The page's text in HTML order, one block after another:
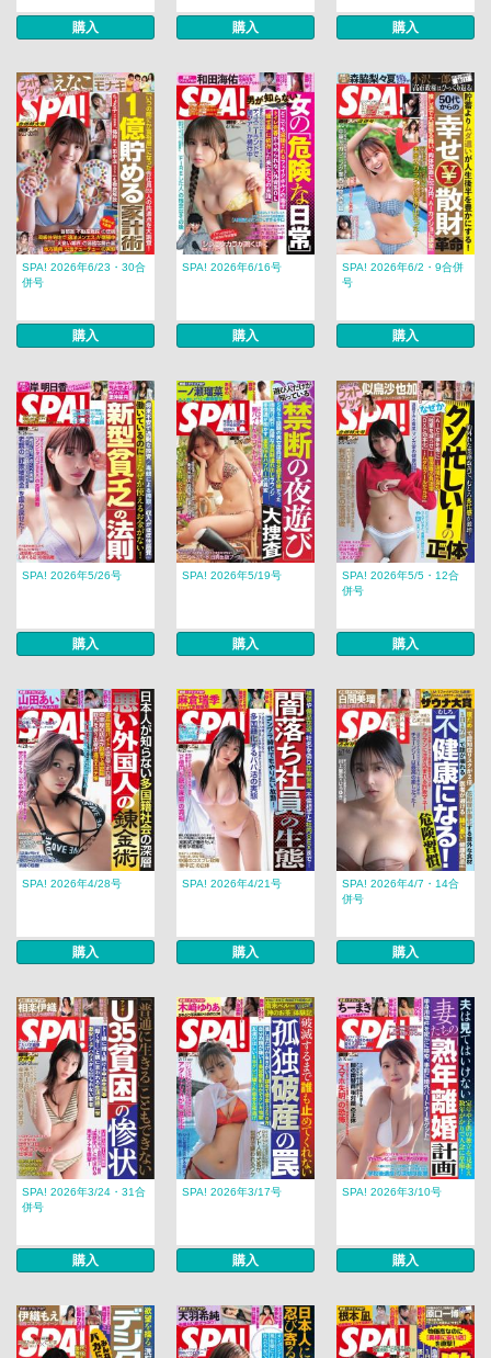
購入 購入 購入
SPA! 2026年6/23・30合
併号
購入
SPA! 2026年6/16号
購入
SPA! 2026年6/2・9合併
号
購入
SPA! 2026年5/26号
購入
SPA! 2026年5/19号
購入
SPA! 2026年5/5・12合
併号
購入
SPA! 2026年4/28号
購入
SPA! 2026年4/21号
購入
SPA! 2026年4/7・14合
併号
購入
SPA! 2026年3/24・31合
併号
購入
SPA! 2026年3/17号
購入
SPA! 2026年3/10号
購入